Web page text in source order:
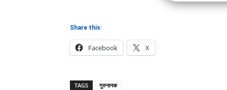
Share this:
Facebook X
TAGS गुरुनानक